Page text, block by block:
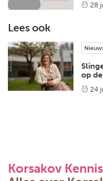
28
Lees ook
op
24
Korsakov